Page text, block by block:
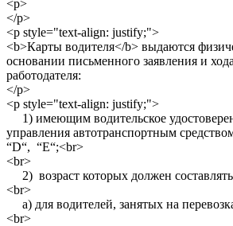
<p>
</p>
<p style="text-align: justify;">
<b>Карты водителя</b> выдаются
основании письменного заявления и
работодателя:
</p>
<p style="text-align: justify;">
1) имеющим водительское
управления автотранспортным
“D“, “E“;<br>
<br>
2) возраст которых должен
<br>
а) для водителей, занятых на
<br>